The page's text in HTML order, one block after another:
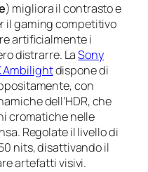
) migliora il contrasto e
il gaming competitivo
artiﬁcialmente i
distrarre. LaSony
Ambilightdispone di
con
dell’HDR, che
cromatiche nelle
Regolate il livello di
nits, disattivando il
artefatti visivi.